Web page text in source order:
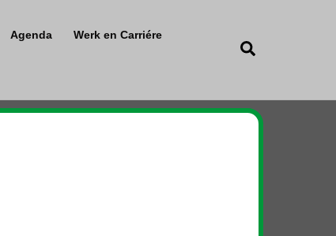
Agenda Werk en Carriére